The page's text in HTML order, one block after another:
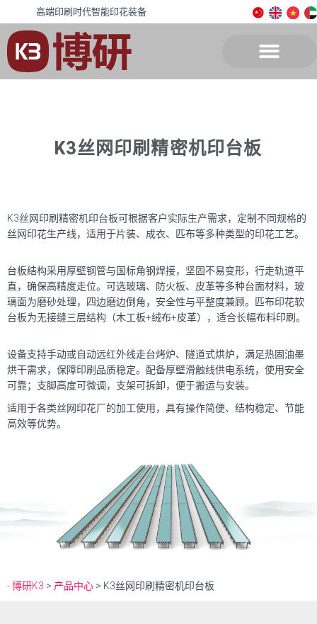
高端印刷时代智能印花装备
K3丝网印刷精密机印台板
K3丝网印刷精密机印台板可根据客户实际生产需求，定制不同规格的
丝网印花生产线，适用于片装、成衣、匹布等多种类型的印花工艺。
台板结构采用厚壁钢管与国标角钢焊接，坚固不易变形，行走轨道平
直，确保高精度走位。可选玻璃、防火板、皮革等多种台面材料，玻
璃面为磨砂处理，四边磨边倒角，安全性与平整度兼顾。匹布印花软
台板为无接缝三层结构（木工板+绒布+皮革），适合长幅布料印刷。
设备支持手动或自动远红外线走台烤炉、隧道式烘炉，满足热固油墨
烘干需求，保障印刷品质稳定。配备厚壁滑触线供电系统，使用安全
可靠；支脚高度可微调，支架可拆卸，便于搬运与安装。
适用于各类丝网印花厂的加工使用，具有操作简便、结构稳定、节能
高效等优势。
- 博研K3 > 产品中心 > K3丝网印刷精密机印台板